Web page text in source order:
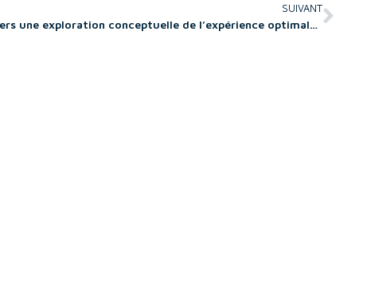
SUIVANT
Vers une exploration conceptuelle de l’expérience optimale vécue en réalité virtuelle : La naissance du flow VR